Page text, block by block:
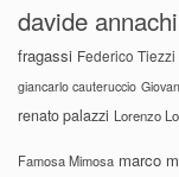
davide
fragassi Federico Tiezzi
giancarlo cauteruccio
renato palazzi Lorenzo
Famosa Mimosa marco